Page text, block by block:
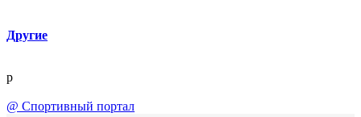
Другие
p
@ Спортивный портал